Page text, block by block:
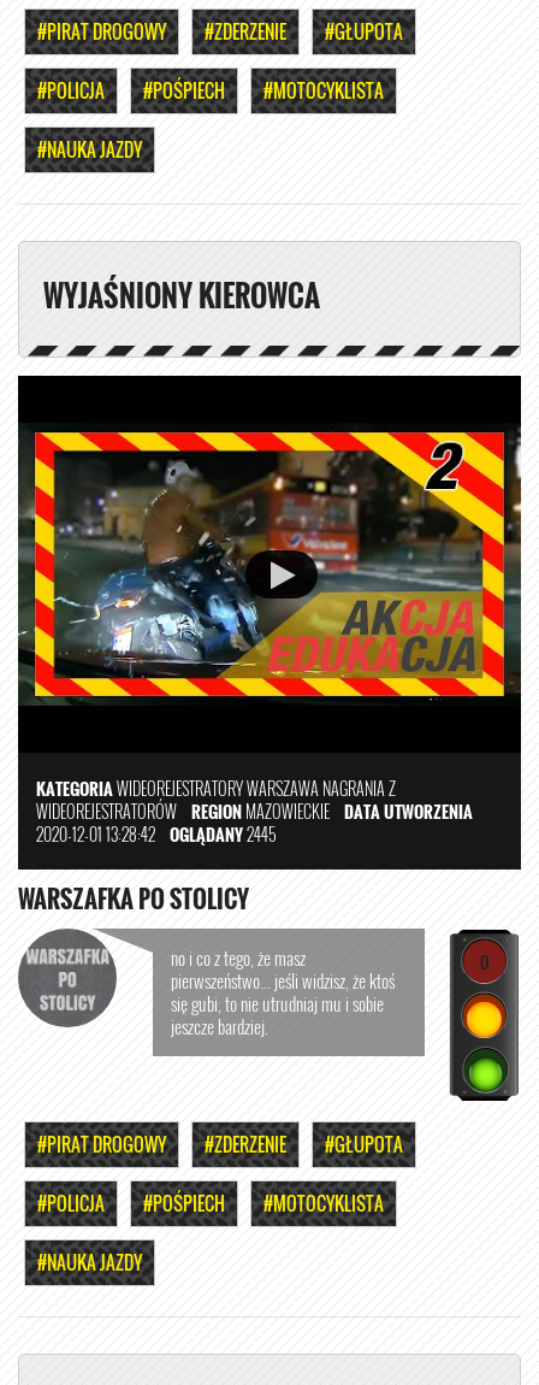
#PIRAT DROGOWY #ZDERZENIE #GŁUPOTA
#POLICJA #POŚPIECH #MOTOCYKLISTA
#NAUKA JAZDY
WYJAŚNIONY KIEROWCA
KATEGORIAWIDEOREJESTRATORYWARSZAWA NAGRANIA Z
WIDEOREJESTRATORÓW REGIONMAZOWIECKIE DATA UTWORZENIA
2020-12-01 13:28:42 OGLĄDANY2445
WARSZAFKA PO STOLICY
no i co z tego, że masz
pierwszeństwo... jeśli widzisz, że ktoś
się gubi, to nie utrudniaj mu i sobie
jeszcze bardziej.
0
#PIRAT DROGOWY #ZDERZENIE #GŁUPOTA
#POLICJA #POŚPIECH #MOTOCYKLISTA
#NAUKA JAZDY